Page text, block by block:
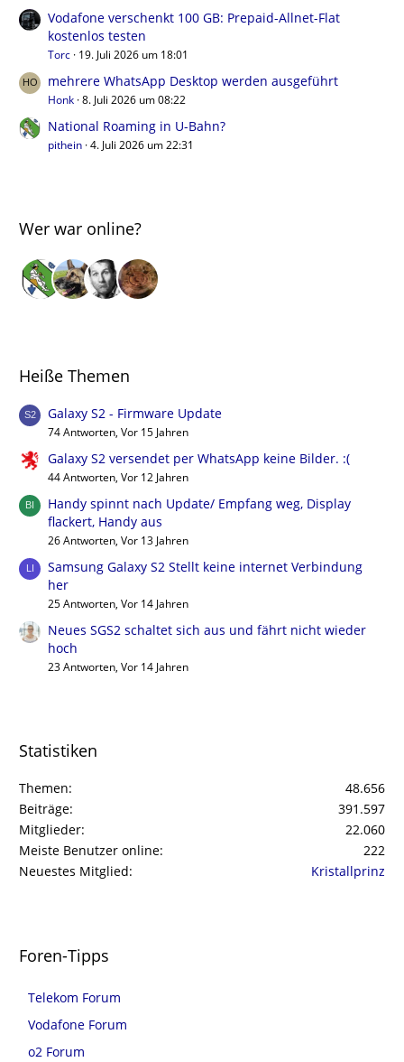
Vodafone verschenkt 100 GB: Prepaid-Allnet-Flat
kostenlos testen
Torc 19. Juli 2026 um 18:01
mehrere WhatsApp Desktop werden ausgeführt
Honk 8. Juli 2026 um 08:22
National Roaming in U-Bahn?
pithein 4. Juli 2026 um 22:31
Wer war online?
Heiße Themen
Galaxy S2 - Firmware Update
74 Antworten, Vor 15 Jahren
Galaxy S2 versendet per WhatsApp keine Bilder. :(
44 Antworten, Vor 12 Jahren
Handy spinnt nach Update/ Empfang weg, Display
flackert, Handy aus
26 Antworten, Vor 13 Jahren
Samsung Galaxy S2 Stellt keine internet Verbindung
her
25 Antworten, Vor 14 Jahren
Neues SGS2 schaltet sich aus und fährt nicht wieder
hoch
23 Antworten, Vor 14 Jahren
Statistiken
Themen
48.656
Beiträge
391.597
Mitglieder
22.060
Meiste Benutzer online
222
Neuestes Mitglied
Kristallprinz
Foren-Tipps
Telekom Forum
Vodafone Forum
o2 Forum